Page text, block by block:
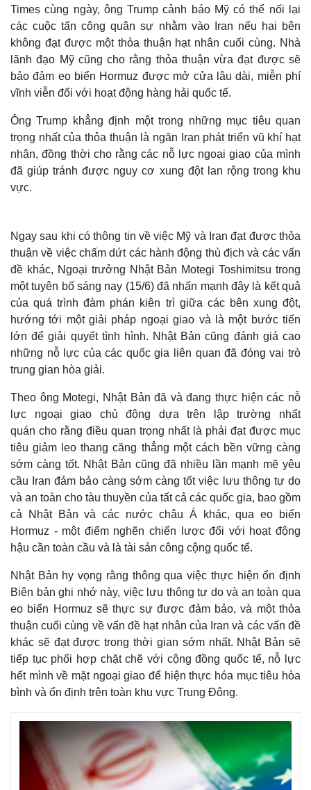
Thế giới
Quan sát
Cuộc sống đó đây
Multimedia
Video
Infographic
Times cùng ngày, ông Trump cảnh báo Mỹ có thể nối lại
các cuộc tấn công quân sự nhằm vào Iran nếu hai bên
không đạt được một thỏa thuận hạt nhân cuối cùng. Nhà
lãnh đạo Mỹ cũng cho rằng thỏa thuận vừa đạt được sẽ
bảo đảm eo biển Hormuz được mở cửa lâu dài, miễn phí
vĩnh viễn đối với hoạt động hàng hải quốc tế.
Ông Trump khẳng định một trong những mục tiêu quan
trọng nhất của thỏa thuận là ngăn Iran phát triển vũ khí hạt
nhân, đồng thời cho rằng các nỗ lực ngoại giao của mình
đã giúp tránh được nguy cơ xung đột lan rộng trong khu
vực.
Ngay sau khi có thông tin về việc Mỹ và Iran đạt được thỏa
thuận về việc chấm dứt các hành động thù địch và các vấn
đề khác, Ngoại trưởng Nhật Bản Motegi Toshimitsu trong
một tuyên bố sáng nay (15/6) đã nhấn mạnh đây là kết quả
của quá trình đàm phán kiên trì giữa các bên xung đột,
hướng tới một giải pháp ngoại giao và là một bước tiến
lớn để giải quyết tình hình. Nhật Bản cũng đánh giá cao
những nỗ lực của các quốc gia liên quan đã đóng vai trò
trung gian hòa giải.
Theo ông Motegi, Nhật Bản đã và đang thực hiện các nỗ
lực ngoại giao chủ động dựa trên lập trường nhất
quán cho rằng điều quan trọng nhất là phải đạt được mục
tiêu giảm leo thang căng thẳng một cách bền vững càng
sớm càng tốt. Nhật Bản cũng đã nhiều lần mạnh mẽ yêu
cầu Iran đảm bảo càng sớm càng tốt việc lưu thông tự do
và an toàn cho tàu thuyền của tất cả các quốc gia, bao gồm
cả Nhật Bản và các nước châu Á khác, qua eo biển
Hormuz - một điểm nghẽn chiến lược đối với hoạt động
hậu cần toàn cầu và là tài sản công cộng quốc tế.
Nhật Bản hy vọng rằng thông qua việc thực hiện ổn định
Biên bản ghi nhớ này, việc lưu thông tự do và an toàn qua
eo biển Hormuz sẽ thực sự được đảm bảo, và một thỏa
thuận cuối cùng về vấn đề hạt nhân của Iran và các vấn đề
khác sẽ đạt được trong thời gian sớm nhất. Nhật Bản sẽ
tiếp tục phối hợp chặt chẽ với cộng đồng quốc tế, nỗ lực
hết mình về mặt ngoại giao để hiện thực hóa mục tiêu hòa
bình và ổn định trên toàn khu vực Trung Đông.